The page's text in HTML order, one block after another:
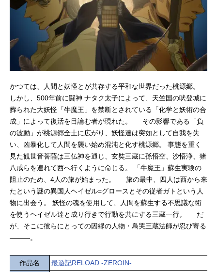
かつては、人間と妖怪とが共存する平和な世界だった桃源郷。
しかし、500年前に闘神 ナタク太子によって、天竺国の吠登城に
葬られた大妖怪「牛魔王」を禁断とされている「化学と妖術の合
成」によって復活を目論む者が現れた。 その影響である「負
の波動」が桃源郷全土に広がり、妖怪達は突如として自我を失
い、凶暴化して人間を襲い始め混沌と化す桃源郷。 事態を重く
見た観世音菩薩は三仏神を通じ、玄奘三蔵に孫悟空、沙悟浄、猪
八戒らを連れて西へ行くように命じる。 「牛魔王」蘇生実験の
阻止のため、4人の旅が始まった。 旅の最中、四人は西から来
たという謎の異国人ヘイゼル=グロースとその従者ガトという人
物に出会う。 妖怪の魂を使用して、人間を蘇生する不思議な術
を使うヘイゼル達と成り行きで行動を共にする三蔵一行。 だ
が、そこに彼らにとっての因縁の人物・烏哭三蔵法師が忍び寄る
―――。
作品名
最遊記RELOAD -ZEROIN-